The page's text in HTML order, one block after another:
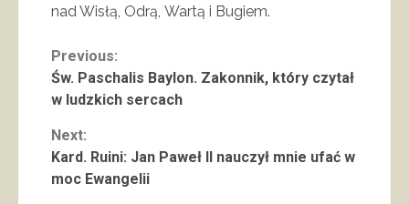
nad Wisłą, Odrą, Wartą i Bugiem.
Continue
Reading
Previous:
Św. Paschalis Baylon. Zakonnik, który czytał
w ludzkich sercach
Next:
Kard. Ruini: Jan Paweł II nauczył mnie ufać w
moc Ewangelii